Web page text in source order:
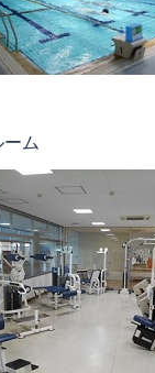
ーム